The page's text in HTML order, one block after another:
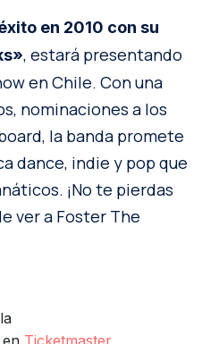
en 2010 con su
, estará presentando
en Chile. Con una
nominaciones a los
la banda promete
dance, indie y pop que
¡No te pierdas
ver a Foster The
Ticketmaster